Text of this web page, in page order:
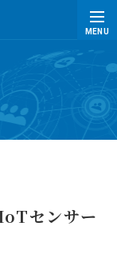
MENU
センサー